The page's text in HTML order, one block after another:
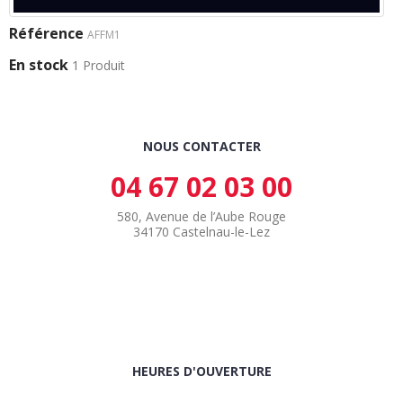
Référence AFFM1
En stock 1 Produit
NOUS CONTACTER
04 67 02 03 00
580, Avenue de l’Aube Rouge
34170 Castelnau-le-Lez
HEURES D'OUVERTURE